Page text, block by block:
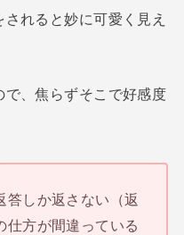
れると妙に可愛く見え
、焦らずそこで好感度
答しか返さない（返
仕方が間違っている